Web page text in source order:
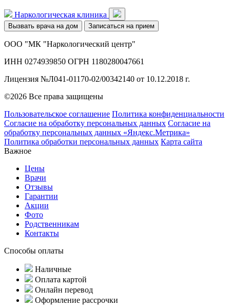
Наркологическая клиника
Вызвать врача на дом Записаться на прием
ООО "МК "Наркологический центр"
ИНН 0274939850 ОГРН 1180280047661
Лицензия №Л041-01170-02/00342140 от 10.12.2018 г.
©2026 Все права защищены
Пользовательское соглашение Политика конфиденциальности
Согласие на обработку персональных данных Согласие на
обработку персональных данных «Яндекс.Метрика»
Политика обработки персональных данных Карта сайта
Важное
Цены
Врачи
Отзывы
Гарантии
Акции
Фото
Родственникам
Контакты
Способы оплаты
Наличные
Оплата картой
Онлайн перевод
Оформление рассрочки